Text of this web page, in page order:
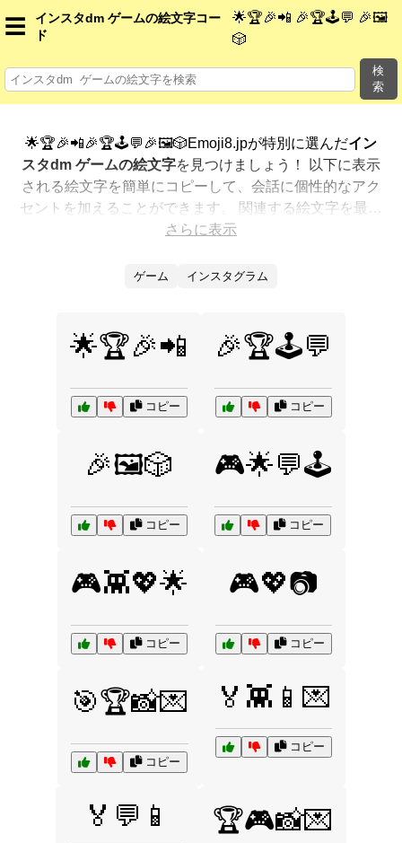
☰
インスタdm ゲームの絵文字コー
ド
🌟🏆🎉📲 🎉🏆🕹️💬 🎉🖼️
🎲
検
索
🌟🏆🎉📲🎉🏆🕹️💬🎉🖼️🎲Emoji8.jpが特別に選んだイン
スタdm ゲームの絵文字を見つけましょう！ 以下に表示
される絵文字を簡単にコピーして、会話に個性的なアク
セントを加えることができます。 関連する絵文字を最も
人気のある順に表示しました。さらに多くのオプション
インスタdm ゲームを絵文字で表現
さらに表示
ゲーム インスタグラム
🌟🏆🎉📲
コピー
🎉🏆🕹️💬
コピー
🎉🖼️🎲
コピー
🎮🌟💬🕹️
コピー
🎮👾💖🌟
コピー
🎮💖📷
コピー
🎯🏆📸💌
コピー
🏅👾📱💌
コピー
🏅💬📱 🏆🎮📸💌